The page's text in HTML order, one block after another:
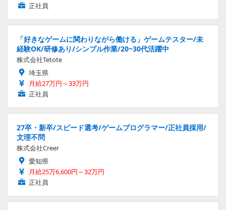
正社員
「好きなゲームに関わりながら働ける」ゲームテスター/未
経験OK/研修あり/シンプル作業/20~30代活躍中
株式会社Tetote
埼玉県
月給27万円～33万円
正社員
27卒・新卒/スピード選考/ゲームプログラマー/正社員採用/
文理不問
株式会社Creer
愛知県
月給25万6,600円～32万円
正社員